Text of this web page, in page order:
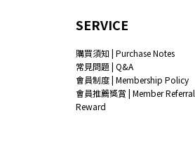
SERVICE
購買須知 | Purchase Notes
常見問題 | Q&A
會員制度 | Membership Policy
會員推薦獎賞 | Member Referral
Reward